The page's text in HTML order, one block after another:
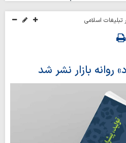
تبلیغات اسلامی
روانه بازار نشر شد